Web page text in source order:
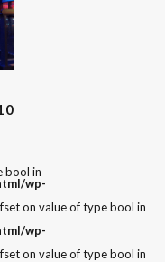
bool in
wp-
on value of type bool in
wp-
on value of type bool in